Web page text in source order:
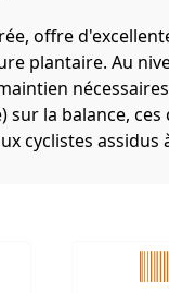
offre
plantaire. Au
la balance,
cyclistes assidus